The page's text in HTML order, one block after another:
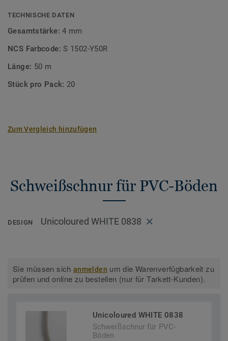
TECHNISCHE DATEN
Gesamtstärke:4 mm
NCS Farbcode:S 1502-Y50R
Länge: 50 m
Stück pro Pack: 20
Zum Vergleich hinzufügen
Schweißschnur für PVC-Böden
DESIGN Unicoloured WHITE 0838
Sie müssen sichanmelden um die Warenverfügbarkeit zu
prüfen und online zu bestellen (nur für Tarkett-Kunden).
Unicoloured WHITE 0838
Schweißschnur für PVC-
Böden